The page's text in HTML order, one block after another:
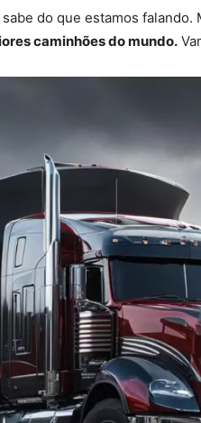
do que estamos
caminhões do mundo.